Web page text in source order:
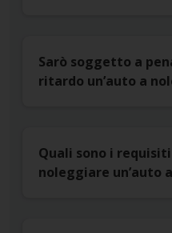
Sarò soggetto a
ritardo un’auto a
Quali sono i
noleggiare un’auto